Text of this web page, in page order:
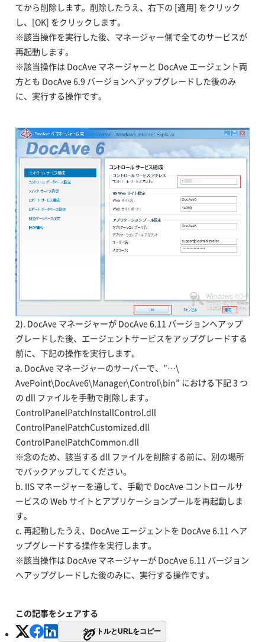
てから削除します。削除したうえ、右下の [適用] をクリック
し、[OK] をクリックします。
※該当操作を実行した後、マネージャー側で全てのサービスが
再起動します。
※該当操作は DocAve マネージャーと DocAve エージェント両
方とも DocAve 6.9 バージョンへアップグレードした後のみ
に、実行する操作です。
2). DocAve マネージャーが DocAve 6.11 バージョンへアップ
グレードした後、エージェントサービスをアップグレードする
前に、下記の操作を実行します。
a. DocAve マネージャーのサーバーで、”…\
AvePoint\DocAve6\Manager\Control\bin” における下記 3 つ
の dll ファイルを手動で削除します。
ControlPanelPatchInstallControl.dll
ControlPanelPatchCustomized.dll
ControlPanelPatchCommon.dll
※念のため、該当する dll ファイルを削除する前に、別の場所
でバックアップしてください。
b. IIS マネージャーを通して、手動で DocAve コントロールサ
ービスの Web サイトとアプリケーションプールを再起動しま
す。
c. 再起動したうえ、DocAve エージェントを DocAve 6.11 へア
ップグレードする操作を実行します。
※該当操作は DocAve マネージャーが DocAve 6.11 バージョン
へアップグレードした後のみに、実行する操作です。
この記事をシェアする
タイトルとURLをコピー